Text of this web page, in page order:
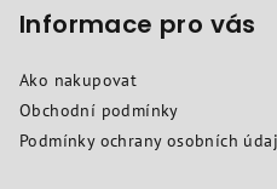
Informace pro vás
Ako nakupovat
Obchodní podmínky
Podmínky ochrany osobních